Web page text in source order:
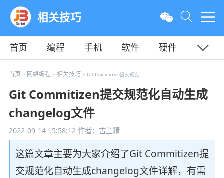
相关技巧
首页 编程 手机 软件
硬件
教程
平面 服务器
首页 > 网络编程 > 相关技巧 > Git Commitizen提交规范
Git Commitizen提交规范化自动生成
changelog文件
2022-09-14 15:58:12作者：古兰精
这篇文章主要为大家介绍了Git Commitizen提
交规范化自动生成changelog文件详解，有需